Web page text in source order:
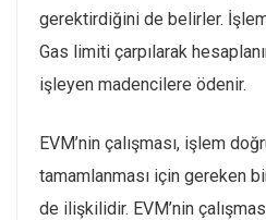
gerektirdiğini de belirler.
Gas limiti çarpılarak
işleyen madencilere ödenir.
EVM’nin çalışması, işlem
tamamlanması için gereken
de ilişkilidir. EVM’nin